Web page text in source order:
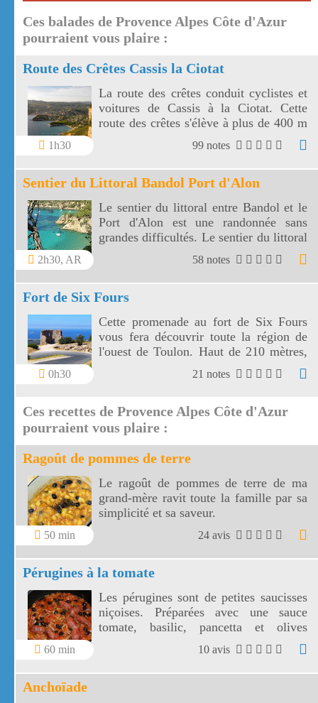
Ces balades de Provence Alpes Côte d'Azur
pourraient vous plaire :
Route des Crêtes Cassis la Ciotat
1h30
La route des crêtes conduit cyclistes et
voitures de Cassis à la Ciotat. Cette
route des crêtes s'élève à plus de 400 m
et surplombe la mer au travers plusieurs
99 notes
Sentier du Littoral Bandol Port d'Alon
2h30, AR
Le sentier du littoral entre Bandol et le
Port d'Alon est une randonnée sans
grandes difficultés. Le sentier du littoral
Bandol Port d'Alon offre des paysages
58 notes
Fort de Six Fours
0h30
Cette promenade au fort de Six Fours
vous fera découvrir toute la région de
l'ouest de Toulon. Haut de 210 mètres,
le fort de Six Fours vous offre un vaste
panorama vers une côte découpée, des
de Marseille.
21 notes
Ces recettes de Provence Alpes Côte d'Azur
pourraient vous plaire :
Ragoût de pommes de terre
50 min
Le ragoût de pommes de terre de ma
grand-mère ravit toute la famille par sa
simplicité et sa saveur.
24 avis
Pérugines à la tomate
60 min
Les pérugines sont de petites saucisses
niçoises. Préparées avec une sauce
tomate, basilic, pancetta et olives
niçoises, vos pérugines vont
accompagner divinement vos pâtes
fraîches!
10 avis
Anchoïade